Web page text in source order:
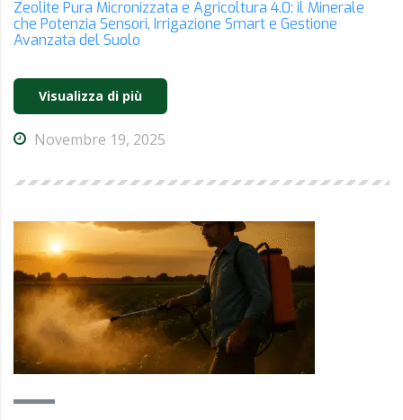
Zeolite Pura Micronizzata e Agricoltura 4.0: il Minerale
che Potenzia Sensori, Irrigazione Smart e Gestione
Avanzata del Suolo
Visualizza di più
Novembre 19, 2025